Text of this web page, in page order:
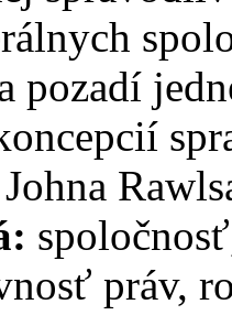
pozadí
práv,